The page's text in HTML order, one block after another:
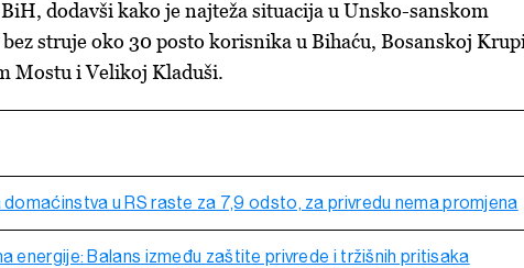
dodavši kako je najteža situacija u Unsko-sanskom
struje oko 30 posto korisnika u Bihaću, Bosanskoj
Mostu i Velikoj Kladuši.
u RS raste za 7,9 odsto, za privredu nema promjena
energije: Balans između zaštite privrede i tržišnih pritisaka